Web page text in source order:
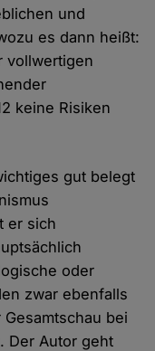
und
es dann heißt:
vollwertigen
keine Risiken
gut belegt
er sich
oder
zwar ebenfalls
bei
Der Autor geht